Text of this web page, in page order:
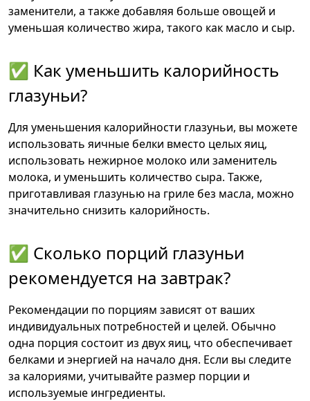
заменители, а также добавляя больше овощей и
уменьшая количество жира, такого как масло и сыр.
✅ Как уменьшить калорийность
глазуньи?
Для уменьшения калорийности глазуньи, вы можете
использовать яичные белки вместо целых яиц,
использовать нежирное молоко или заменитель
молока, и уменьшить количество сыра. Также,
приготавливая глазунью на гриле без масла, можно
значительно снизить калорийность.
✅ Сколько порций глазуньи
рекомендуется на завтрак?
Рекомендации по порциям зависят от ваших
индивидуальных потребностей и целей. Обычно
одна порция состоит из двух яиц, что обеспечивает
белками и энергией на начало дня. Если вы следите
за калориями, учитывайте размер порции и
используемые ингредиенты.